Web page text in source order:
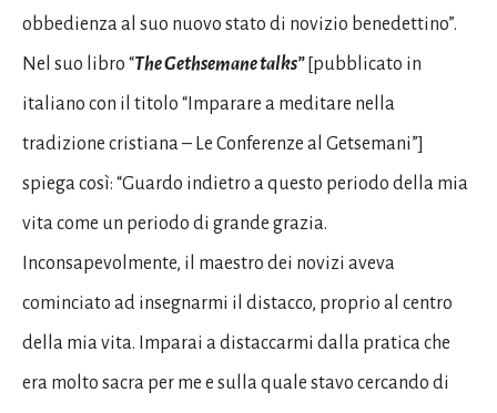
obbedienza al suo nuovo stato di novizio benedettino”.
Nel suo libro “The Gethsemane talks” [pubblicato in
italiano con il titolo “Imparare a meditare nella
tradizione cristiana – Le Conferenze al Getsemani”]
spiega così: “Guardo indietro a questo periodo della mia
vita come un periodo di grande grazia.
Inconsapevolmente, il maestro dei novizi aveva
cominciato ad insegnarmi il distacco, proprio al centro
della mia vita. Imparai a distaccarmi dalla pratica che
era molto sacra per me e sulla quale stavo cercando di